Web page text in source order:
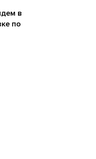
в
по